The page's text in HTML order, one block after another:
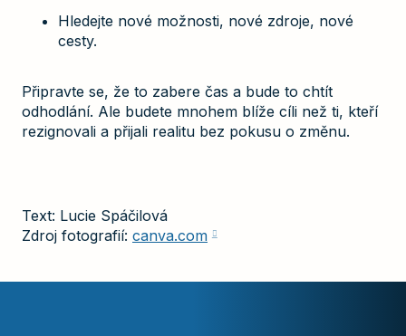
Hledejte nové možnosti, nové zdroje, nové
cesty.
Připravte se, že to zabere čas a bude to chtít
odhodlání. Ale budete mnohem blíže cíli než ti, kteří
rezignovali a přijali realitu bez pokusu o změnu.
Text: Lucie Spáčilová
Zdroj fotografií: canva.com